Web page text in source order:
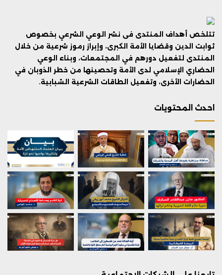
تتلخص أهداف المنتدى فى نشر الوعي الشرعي بخصوص
ثوابت الدين وقضايا الأمة الكبرى، وإبراز رموز شرعية من خلال
المنتدى لتفعيل دورهم في المجتمعات، وبناء الوعي
الحضاري الإسلامي لدى الأمة وتحصينها من خطر الذوبان في
الحضارات الأخرى، وتفعيل الطاقات الشرعية الشبابية.
احدث المحتويات